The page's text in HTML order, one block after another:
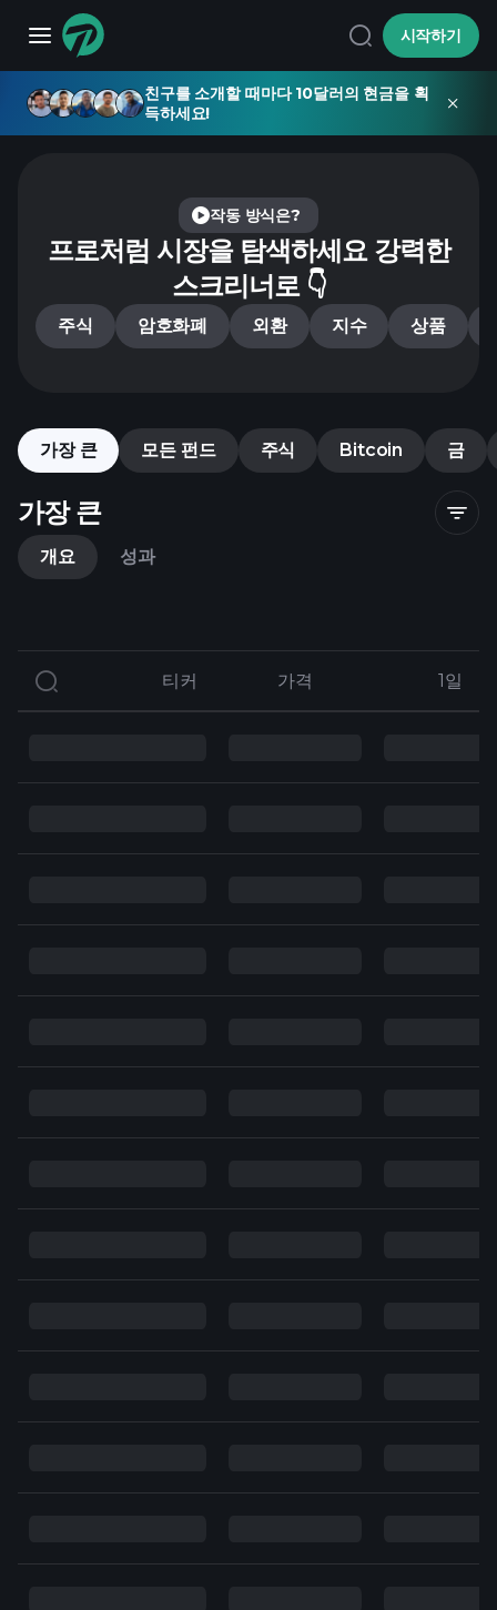
시작하기
친구를 소개할 때마다 10달러의 현금을 획
득하세요!
작동 방식은?
프로처럼 시장을 탐색하세요 강력한
스크리너로 👇
주식 암호화폐 외환 지수 상품
가장 큰 모든 펀드 주식 Bitcoin 금
가장 큰
개요 성과
티커 가격 1일
티커 가격 1일